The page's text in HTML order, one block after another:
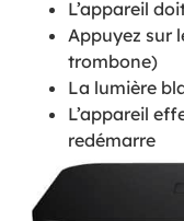
L’appareil
Appuyez sur
trombone)
La lumière
L’appareil
redémarre